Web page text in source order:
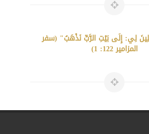
لِي: إِلَى بَيْتِ الرَّبِّ نَذْهَبُ" (سفر
المزامير 122: 1)